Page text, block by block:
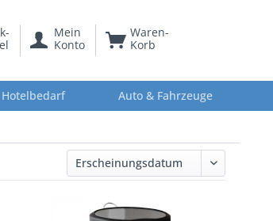
Mein
Konto
Waren-
Korb
Hotelbedarf Auto & Fahrzeuge